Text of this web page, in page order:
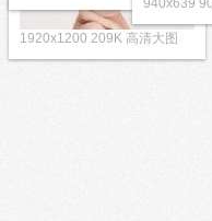
1920x1200 209K 高清大图